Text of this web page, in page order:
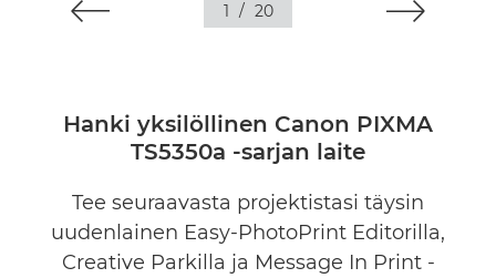
1 / 20
Hanki yksilöllinen Canon PIXMA
TS5350a -sarjan laite
Tee seuraavasta projektistasi täysin
uudenlainen Easy-PhotoPrint Editorilla,
Creative Parkilla ja Message In Print -